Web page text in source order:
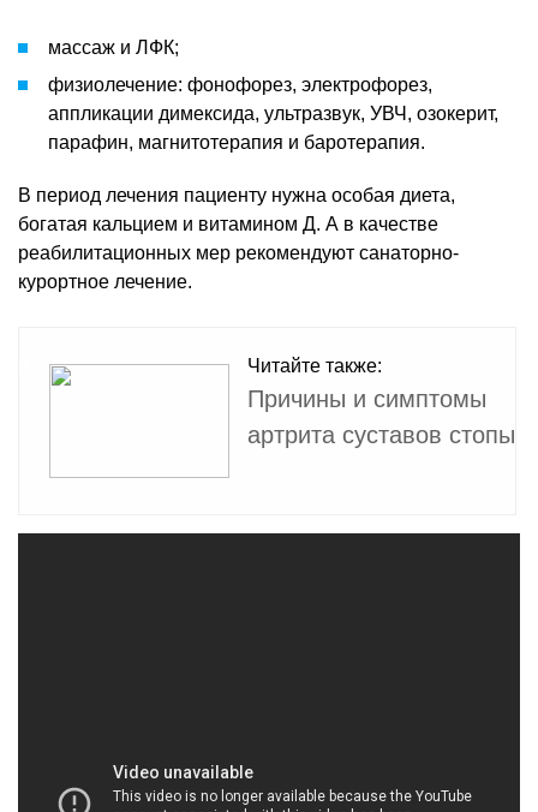
массаж и ЛФК;
физиолечение: фонофорез, электрофорез,
аппликации димексида, ультразвук, УВЧ, озокерит,
парафин, магнитотерапия и баротерапия.
В период лечения пациенту нужна особая диета,
богатая кальцием и витамином Д. А в качестве
реабилитационных мер рекомендуют санаторно-
курортное лечение.
Читайте также:
Причины и симптомы
артрита суставов стопы